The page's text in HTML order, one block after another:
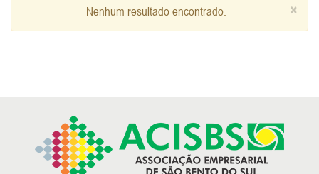
×
Nenhum resultado encontrado.